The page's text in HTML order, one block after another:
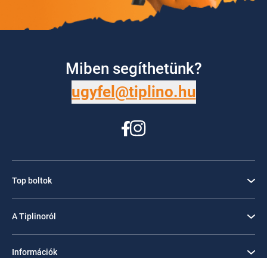
Miben segíthetünk?
ugyfel@tiplino.hu
Top boltok
A Tiplinoról
Információk